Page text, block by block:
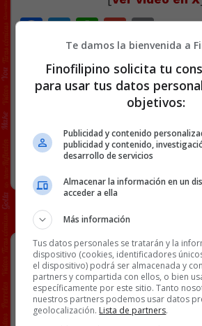
Facebook
TwitterGmail
Link
FAIL GTA ROCKSTAR VÍDEOS
27 MARZO, 2026
Te damos la bienvenida a
Finofilipino solicita tu
para usar tus datos
objetivos:
Publicidad y contenido
publicidad y contenido,
desarrollo de servicios
Almacenar la información en un
acceder a ella
Más información
Tus datos personales se tratarán y la
dispositivo (cookies, identificadores
el dispositivo) podrá ser almacenada y
partners y compartida con ellos, o bien
específicamente por este sitio. Tanto
nuestros partners podemos usar datos
geolocalización. Lista de partners.